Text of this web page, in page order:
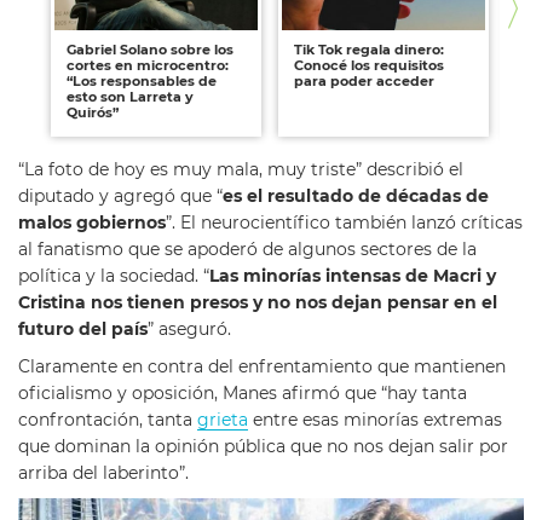
Gabriel Solano sobre los
cortes en microcentro:
“Los responsables de
esto son Larreta y
Quirós”
Tik Tok regala dinero:
Conocé los requisitos
para poder acceder
“La foto de hoy es muy mala, muy triste” describió el
diputado y agregó que “es el resultado de décadas de
malos gobiernos”. El neurocientífico también lanzó críticas
al fanatismo que se apoderó de algunos sectores de la
política y la sociedad. “Las minorías intensas de Macri y
Cristina nos tienen presos y no nos dejan pensar en el
futuro del país” aseguró.
Claramente en contra del enfrentamiento que mantienen
oficialismo y oposición, Manes afirmó que “hay tanta
confrontación, tanta grieta entre esas minorías extremas
que dominan la opinión pública que no nos dejan salir por
arriba del laberinto”.